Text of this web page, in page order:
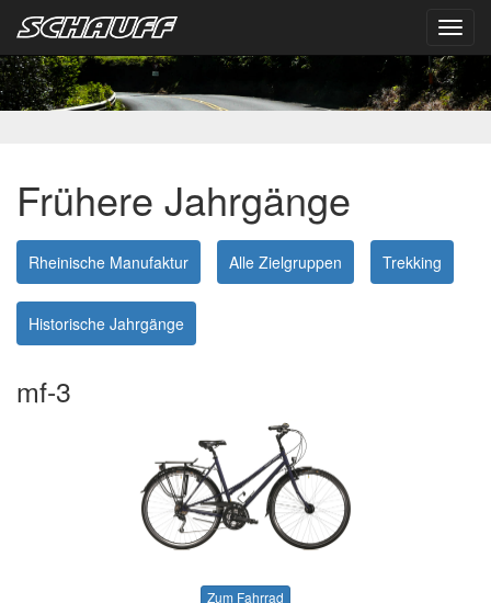
Frühere Jahrgänge
Rheinische Manufaktur Alle Zielgruppen Trekking
Historische Jahrgänge
mf-3
Zum Fahrrad